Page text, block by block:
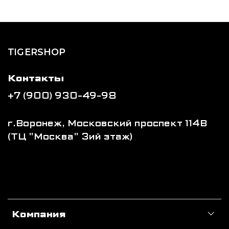
TIGERSHOP
Компания
Контакты
+7 (900) 930-49-98
г.Воронеж, Московский проспект 114В
(ТЦ "Москва" 3ий этаж)